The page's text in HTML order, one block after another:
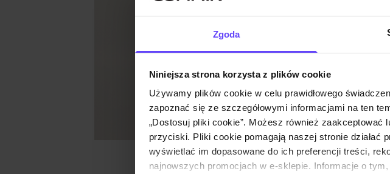
Zgoda
Niniejsza strona korzysta z plików cookie
Używamy plików cookie w celu prawidłowego
zapoznać się ze szczegółowymi informacjami na ten
„Dostosuj pliki cookie”. Możesz również
przyciski. Pliki cookie pomagają naszej stronie działać
wyświetlać im dopasowane do ich preferencji treści,
najnowszych promocjach w e-sklepie. Informacje o